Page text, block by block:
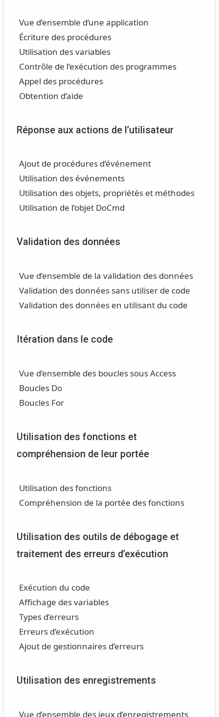
Vue d’ensemble d’une application
Écriture des procédures
Utilisation des variables
Contrôle de l’exécution des programmes
Appel des procédures
Obtention d’aide
Réponse aux actions de l’utilisateur
Ajout de procédures d’événement
Utilisation des événements
Utilisation des objets, propriétés et méthodes
Utilisation de l’objet DoCmd
Validation des données
Vue d’ensemble de la validation des données
Validation des données sans utiliser de code
Validation des données en utilisant du code
Itération dans le code
Vue d’ensemble des boucles sous Access
Boucles Do
Boucles For
Utilisation des fonctions et
compréhension de leur portée
Utilisation des fonctions
Compréhension de la portée des fonctions
Utilisation des outils de débogage et
traitement des erreurs d’exécution
Exécution du code
Affichage des variables
Types d’erreurs
Erreurs d’exécution
Ajout de gestionnaires d’erreurs
Utilisation des enregistrements
Vue d’ensemble des jeux d’enregistrements